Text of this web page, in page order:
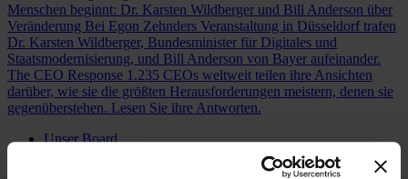
Menschen beginnt: Dr. Karsten Wildberger und Bill Anderson über
Veränderung Bei Egon Zehnders Veranstaltung in Düsseldorf trafen
Dr. Karsten Wildberger, Bundesminister für Digitales und
Staatsmodernisierung, und Bill Anderson von Bayer aufeinander.
The CEO Response 1.235 CEOs weltweit teilen ihre Ansichten
darüber, wie sie die größten Herausforderungen meistern, denen sie
gegenüberstehen. Lesen Sie ihre Antworten.
Unser Board